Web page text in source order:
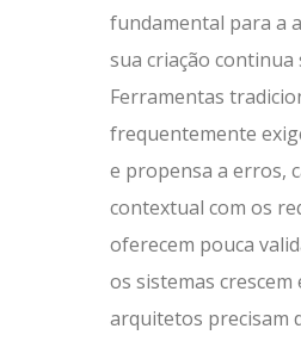
fundamental para a
sua criação
Ferramentas
frequentemente
e propensa a erros,
contextual com os
oferecem pouca
os sistemas crescem
arquitetos precisam